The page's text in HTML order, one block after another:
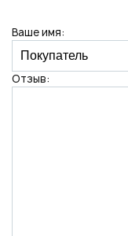
Ваше имя:
Отзыв: